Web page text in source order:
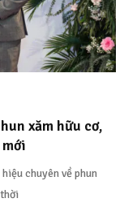
xăm hữu cơ,
chuyên về phun